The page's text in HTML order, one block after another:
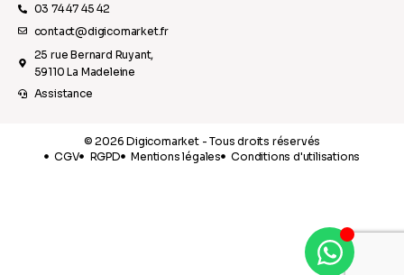
03 74 47 45 42
contact@digicomarket.fr
25 rue Bernard Ruyant,
59110 La Madeleine
Assistance
© 2026 Digicomarket - Tous droits réservés
CGV
RGPD Mentions légales Conditions d'utilisations